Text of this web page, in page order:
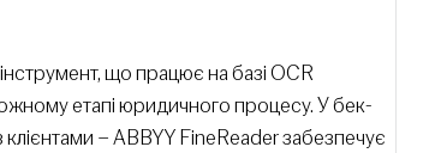
що працює на базі OCR
етапі юридичного процесу. У бек-
клієнтами – ABBYY FineReader забезпечує